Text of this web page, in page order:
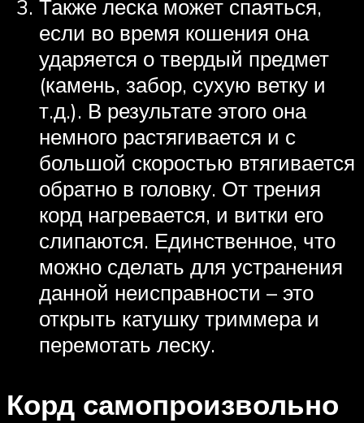
Также леска может спаяться,
если во время кошения она
ударяется о твердый предмет
(камень, забор, сухую ветку и
т.д.). В результате этого она
немного растягивается и с
большой скоростью втягивается
обратно в головку. От трения
корд нагревается, и витки его
слипаются. Единственное, что
можно сделать для устранения
данной неисправности – это
открыть катушку триммера и
перемотать леску.
Корд самопроизвольно